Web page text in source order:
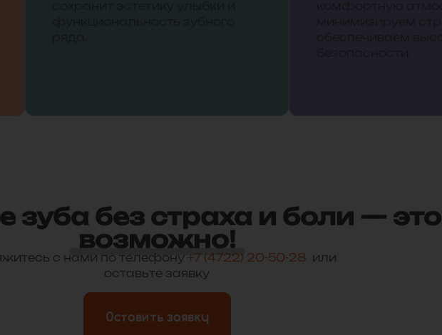
зуба без страха и боли — это
возможно!
с нами по телефону +7 (4722) 20-50-28 или
оставьте заявку
Оставить заявку